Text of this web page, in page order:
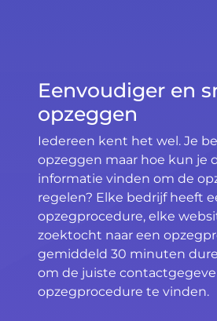
Eenvoudiger en
opzeggen
Iedereen kent het wel. Je
opzeggen maar hoe kun je
informatie vinden om de
regelen? Elke bedrijf heeft
opzegprocedure, elke
zoektocht naar een
gemiddeld 30 minuten
om de juiste
opzegprocedure te vinden.